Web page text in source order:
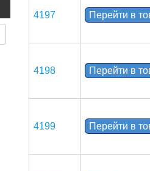
4197 Перейти в
4198 Перейти в
4199 Перейти в